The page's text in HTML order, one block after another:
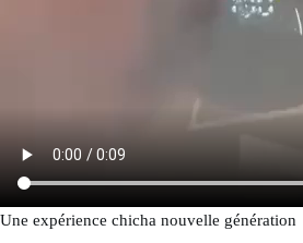
Une expérience chicha nouvelle génération